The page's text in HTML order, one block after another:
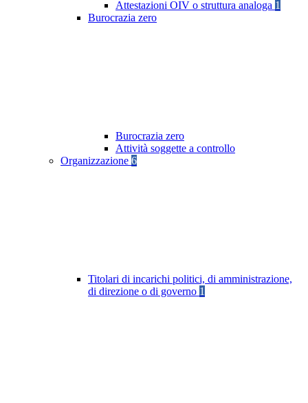
Attestazioni OIV o struttura analoga 1
Burocrazia zero
Burocrazia zero
Attività soggette a controllo
Organizzazione 6
Titolari di incarichi politici, di amministrazione,
di direzione o di governo 1